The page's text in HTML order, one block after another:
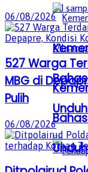
06/08/2026
527 Warga
MBG di
Pulih
06/08/2026